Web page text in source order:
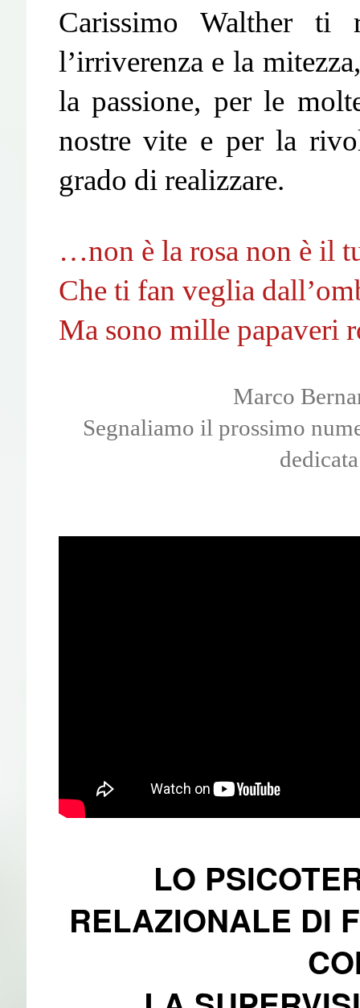
Carissimo Walther ti
l’irriverenza e la
la passione, per le
nostre vite e per la
grado di realizzare.
…non è la rosa non è il
Che ti fan veglia
Ma sono mille papaveri
Marco
Segnaliamo il prossimo
LO
RELAZIONALE DI